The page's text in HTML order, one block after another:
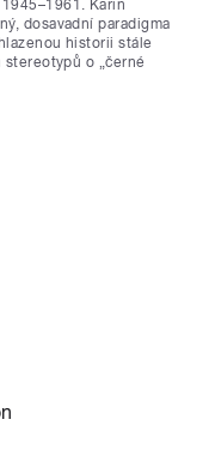
Karin
dosavadní paradigma
historii stále
o „černé